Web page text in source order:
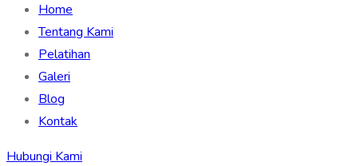
Home
Tentang Kami
Pelatihan
Galeri
Blog
Kontak
Hubungi Kami